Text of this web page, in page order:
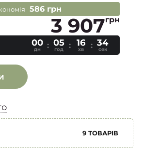
586 грн
3 907грн
00
дн
05
год
16
хв
33
сек
9 ТОВАРІВ